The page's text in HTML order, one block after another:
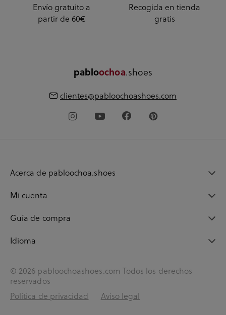
Envío gratuito a
partir de 60€
Recogida en tienda
gratis
pabloochoa.shoes
clientes@pabloochoashoes.com
Acerca de pabloochoa.shoes
Mi cuenta
Guía de compra
Idioma
© 2026 pabloochoashoes.com Todos los derechos
reservados
Política de privacidad
Aviso legal